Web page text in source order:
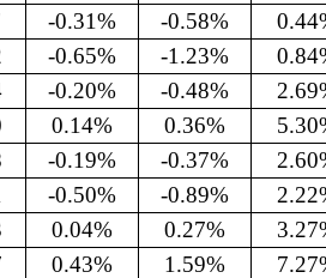
-0.31% -0.58%
-0.65% -1.23%
-0.20% -0.48%
0.14% 0.36%
-0.19% -0.37%
-0.50% -0.89%
0.04% 0.27%
0.43% 1.59%